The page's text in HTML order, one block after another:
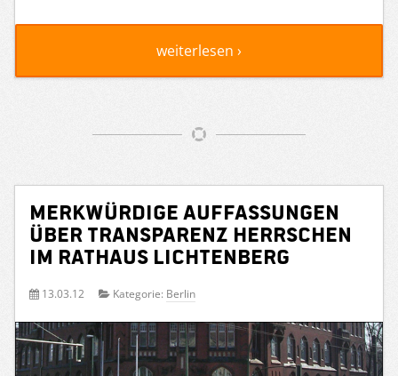
weiterlesen ›
Merkwürdige Auffassungen
über Transparenz herrschen
im Rathaus Lichtenberg
13.03.12 Kategorie: Berlin